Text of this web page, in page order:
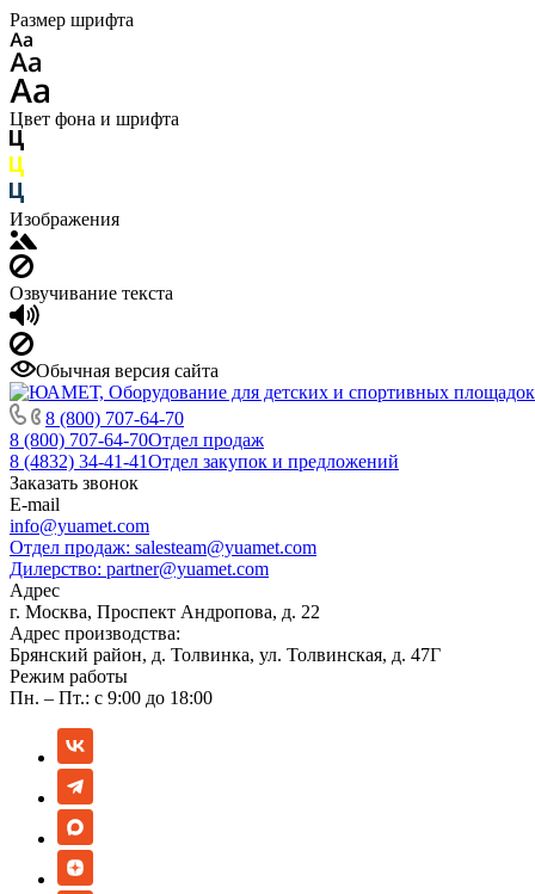
Размер шрифта
Цвет фона и шрифта
Изображения
Озвучивание текста
Обычная версия сайта
8 (800) 707-64-70
8 (800) 707-64-70Отдел продаж
8 (4832) 34-41-41Отдел закупок и предложений
Заказать звонок
E-mail
info@yuamet.com
Отдел продаж: salesteam@yuamet.com
Дилерство: partner@yuamet.com
Адрес
г. Москва, Проспект Андропова, д. 22
Адрес производства:
Брянский район, д. Толвинка, ул. Толвинская, д. 47Г
Режим работы
Пн. – Пт.: с 9:00 до 18:00